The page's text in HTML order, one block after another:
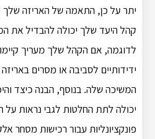
יתר על כן, התאמה של האריזה שלך
קהל היעד שלך יכולה להבדיל את
לדוגמה, אם הקהל שלך מעריך
ידידותיים לסביבה או מסרים
המשיכה שלה.בנוסף, הבנה כיצד
יכולה לתת החלטות לגבי נראות על
פונקציונליות עבור רכישות מסחר